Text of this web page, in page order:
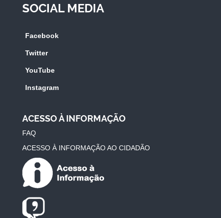
SOCIAL MEDIA
Facebook
Twitter
YouTube
Instagram
ACESSO À INFORMAÇÃO
FAQ
ACESSO À INFORMAÇÃO AO CIDADÃO